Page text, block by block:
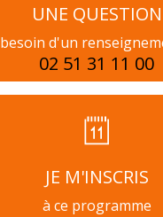
UNE QUESTION
besoin d'un
02 51 31 11 00
JE M'INSCRIS
à ce programme